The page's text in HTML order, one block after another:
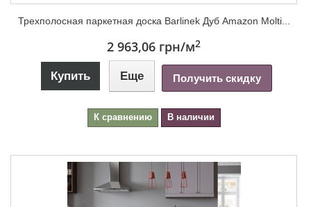
Трехполосная паркетная доска Barlinek Дуб Amazon Molti...
2 963,06 грн/м2
Купить Еще Получить скидку
К сравнению В наличии